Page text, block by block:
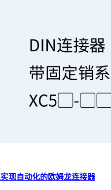
现自动化的欧姆龙连接器